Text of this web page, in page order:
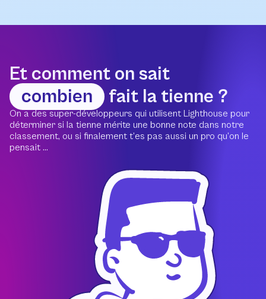
Et comment on sait
combien
fait la tienne ?
On a des super-développeurs qui utilisent Lighthouse pour
déterminer si la tienne mérite une bonne note dans notre
classement, ou si finalement t’es pas aussi un pro qu’on le
pensait ...